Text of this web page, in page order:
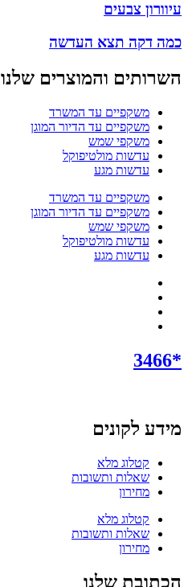
עיוורון צבעים
כמה דקה תצא העדשה
השרותים והמוצרים שלנו
משקפיים עד המשרד
משקפיים עד הדיור המוגן
משקפי שמש
עדשות מולטיפוקל
עדשות מגע
משקפיים עד המשרד
משקפיים עד הדיור המוגן
משקפי שמש
עדשות מולטיפוקל
עדשות מגע
*3466
מידע לקונים
קטלוג מלא
שאלות ותשובות
מחירון
קטלוג מלא
שאלות ותשובות
מחירון
הכתובת שלנו